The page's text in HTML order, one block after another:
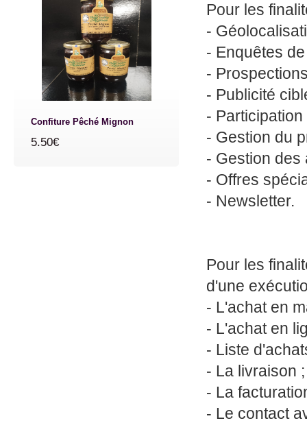
Pour les
-
- Enquêtes
-
- Publicité
-
- Gestion du
- Gestion des
- Offres
- Newsletter.
Pour les
d'une
- L'achat en
- L'achat en
- Liste
- La livraison ;
- La
- Le contact
Confiture Pêché Mignon
5.50€